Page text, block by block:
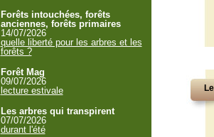
Forêts intouchées, forêts
anciennes, forêts primaires
14/07/2026
quelle liberté pour les arbres et les
forêts ?
Forêt Mag
09/07/2026
lecture estivale
Les arbres qui transpirent
07/07/2026
durant l'été